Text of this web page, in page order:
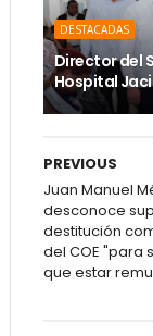
DESTACADAS
Director del
Hospital
PREVIOUS
Juan Manuel
desconoce
destitución
del COE "para
que estar